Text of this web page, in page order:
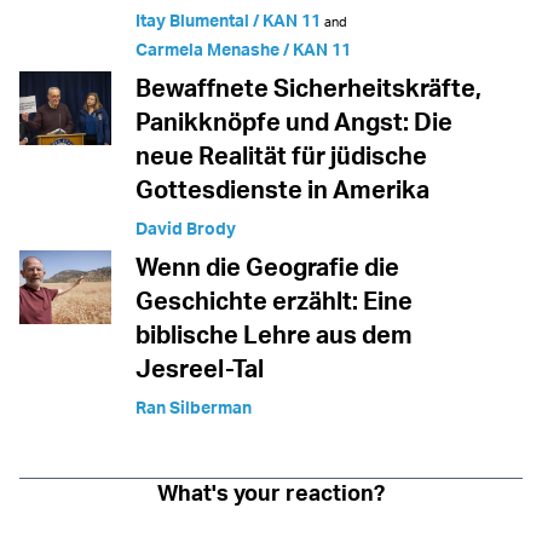
Itay Blumental / KAN 11 and
Carmela Menashe / KAN 11
Bewaffnete Sicherheitskräfte,
Panikknöpfe und Angst: Die
neue Realität für jüdische
Gottesdienste in Amerika
David Brody
Wenn die Geografie die
Geschichte erzählt: Eine
biblische Lehre aus dem
Jesreel-Tal
Ran Silberman